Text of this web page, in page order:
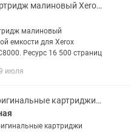
Тонер-картридж малиновый Xerox 106R04051
малиновый
емкости для Xerox
Ресурс 16 500 страниц
июля
Куплю оригинальные картриджи XEROX
картриджи